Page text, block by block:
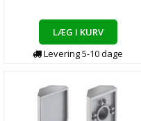
LÆG I KURV
Levering5-10dage